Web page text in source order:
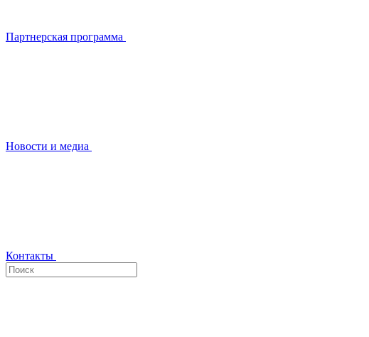
Партнерская программа
Новости и медиа
Контакты